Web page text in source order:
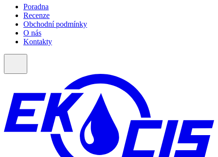
Poradna
Recenze
Obchodní podmínky
O nás
Kontakty